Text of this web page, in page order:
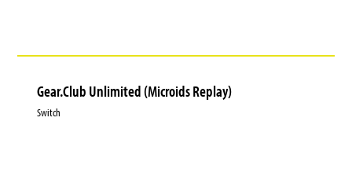
Gear.Club Unlimited (Microids Replay)
Switch